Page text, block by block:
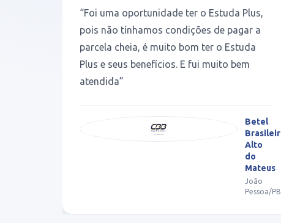
um desconto mto bom. O atendimento é
excelente com bastante agilidade na
finalização. Ficamos extremamente
satisfeitos.”
Colégio
Knox
JP
João
Pessoa/PB